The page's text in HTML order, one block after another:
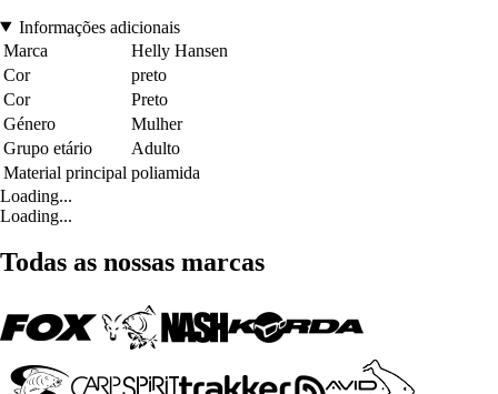
Informações adicionais
Marca
Helly Hansen
Cor
preto
Cor
Preto
Género
Mulher
Grupo etário
Adulto
Material principal poliamida
Loading...
Loading...
Todas as nossas marcas